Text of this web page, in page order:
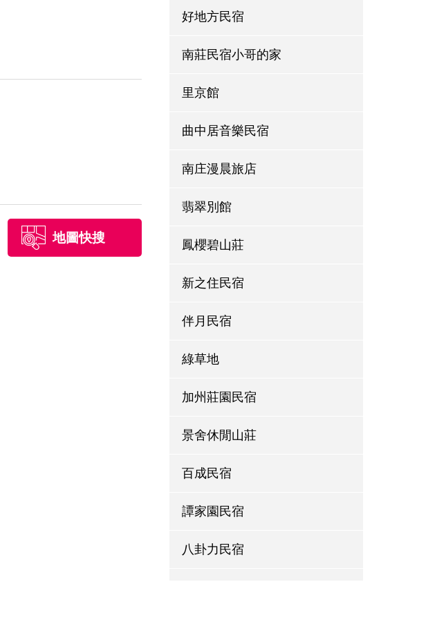
地圖快搜
好地方民宿
南莊民宿小哥的家
里京館
曲中居音樂民宿
南庄漫晨旅店
翡翠別館
鳳櫻碧山莊
新之住民宿
伴月民宿
綠草地
加州莊園民宿
景舍休閒山莊
百成民宿
譚家園民宿
八卦力民宿